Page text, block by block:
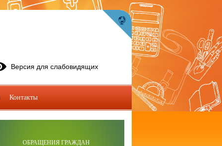
ОБРАЩЕНИЯ ГРАЖДАН
Версия для слабовидящих
Контакты